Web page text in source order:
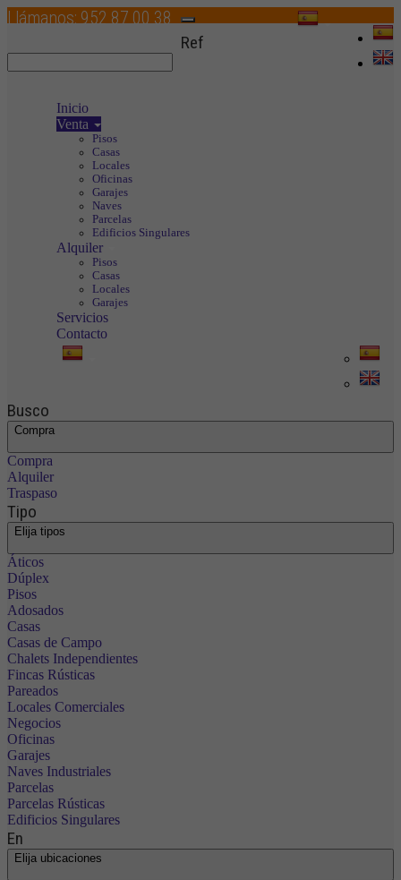
Llámanos:952 87 00 38
Toggle
navigation
Inicio
Venta
Pisos
Casas
Locales
Oficinas
Garajes
Naves
Parcelas
Edificios Singulares
Alquiler
Pisos
Casas
Locales
Garajes
Servicios
Contacto
Ref
Busco
Compra
Compra
Alquiler
Traspaso
Tipo
Elija tipos
Áticos
Dúplex
Pisos
Adosados
Casas
Casas de Campo
Chalets Independientes
Fincas Rústicas
Pareados
Locales Comerciales
Negocios
Oficinas
Garajes
Naves Industriales
Parcelas
Parcelas Rústicas
Edificios Singulares
En
Elija ubicaciones